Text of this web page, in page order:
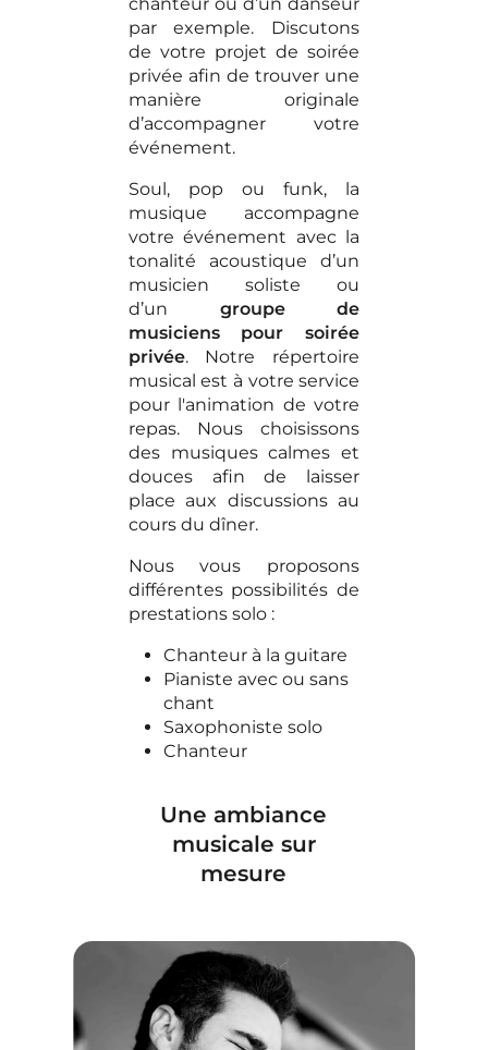
par exemple. Discutons
de votre projet de soirée
privée afin de trouver une
manière originale
d’accompagner votre
événement.
Soul, pop ou funk, la
musique accompagne
votre événement avec la
tonalité acoustique d’un
musicien soliste ou
d’un groupe de
musiciens pour soirée
privée. Notre répertoire
musical est à votre service
pour l'animation de votre
repas. Nous choisissons
des musiques calmes et
douces afin de laisser
place aux discussions au
cours du dîner.
Nous vous proposons
différentes possibilités de
prestations solo :
Chanteur à la guitare
Pianiste avec ou sans
chant
Saxophoniste solo
Chanteur
Une ambiance
musicale sur
mesure